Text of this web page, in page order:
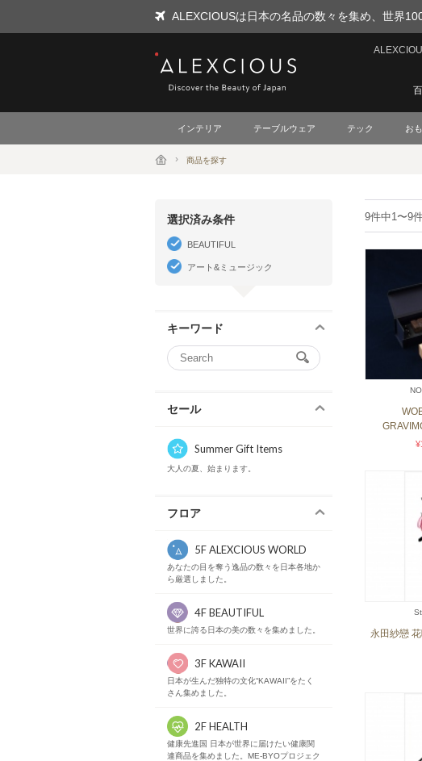
ALEXCIOUSは日本の名品の数々を集め、世界
ALEXCIOUS
インテリア テーブルウェア テック お
商品を探す
選択済み条件
BEAUTIFUL
アート&ミュージック
キーワード
セール
Summer Gift Items
大人の夏、始まります。
フロア
5F ALEXCIOUS WORLD
あなたの目を奪う逸品の数々を日本各地か
ら厳選しました。
4F BEAUTIFUL
世界に誇る日本の美の数々を集めました。
3F KAWAII
日本が生んだ独特の文化“KAWAII”をたく
さん集めました。
2F HEALTH
健康先進国 日本が世界に届けたい健康関
連商品を集めました。ME-BYOプロジェク
9件中1〜9
永田紗戀